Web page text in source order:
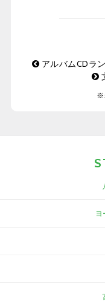
アルバムCDラ
※